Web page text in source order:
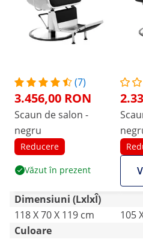
(7)
3.456,00 RON
Scaun de salon -
negru
Reducere
Văzut în prezent
Dimensiuni (LxlxÎ)
118 X 70 X 119 cm
105
Culoare